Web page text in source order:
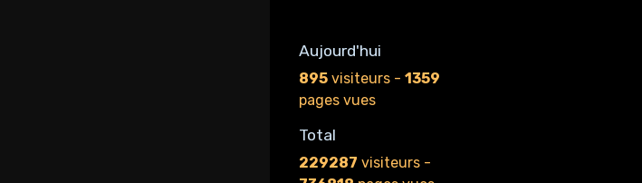
Aujourd'hui
895visiteurs - 1359
pages vues
Total
229287 visiteurs -